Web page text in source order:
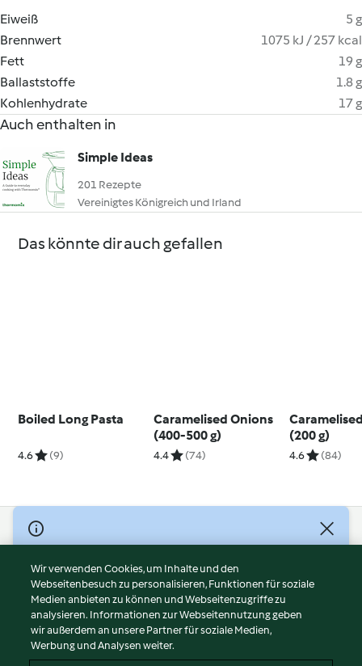
Eiweiß
5 g
Brennwert
1075 kJ / 257 kcal
Fett
19 g
Ballaststoffe
1.8 g
Kohlenhydrate
17 g
Auch enthalten in
Simple Ideas
201 Rezepte
Vereinigtes Königreich und Irland
Das könnte dir auch gefallen
Boiled Long Pasta
4.6 (9)
Caramelised Onions
(400-500 g)
4.4 (74)
(200 g)
4.6 (84)
© Copyright 2026
Nutzungsbedingungen
Datenschutzrichtlinien
Disclaimer
Impressum
Cookies
Wir verwenden Cookies, um Inhalte und den
Webseitenbesuch zu personalisieren, Funktionen für soziale
Medien anbieten zu können und Webseitenzugriffe zu
analysieren. Informationen zur Webseitennutzung geben
wir außerdem an unsere Partner für soziale Medien,
Werbung und Analysen weiter.